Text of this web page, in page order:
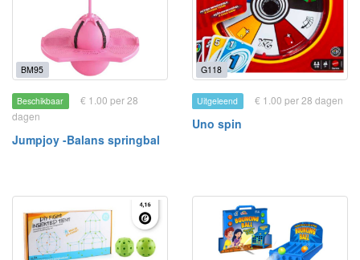
BM95
Beschikbaar
€ 1.00 per 28
dagen
Jumpjoy -Balans springbal
G118
Uitgeleend € 1.00 per 28 dagen
Uno spin